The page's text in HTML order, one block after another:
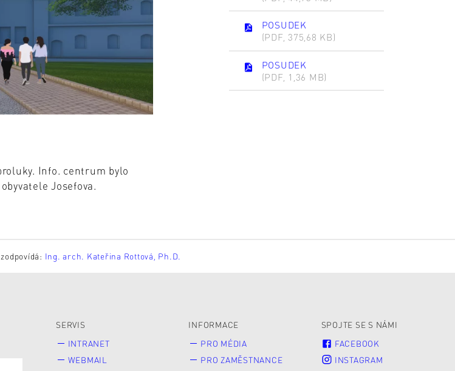
Info. centrum bylo
Josefova.
POSUDEK
(PDF, 375,68 KB)
POSUDEK
(PDF, 1,36 MB)
Ing. arch. Kateřina Rottová, Ph.D.
SERVIS
INTRANET
WEBMAIL
INFORMACE
PRO MÉDIA
PRO ZAMĚSTNANCE
SPOJTE SE S NÁMI
FACEBOOK
INSTAGRAM